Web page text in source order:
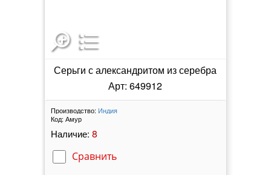
Серьги с александритом из серебра
Арт: 649912
Производство: Индия
Код: Амур
Наличие: 8
Сравнить